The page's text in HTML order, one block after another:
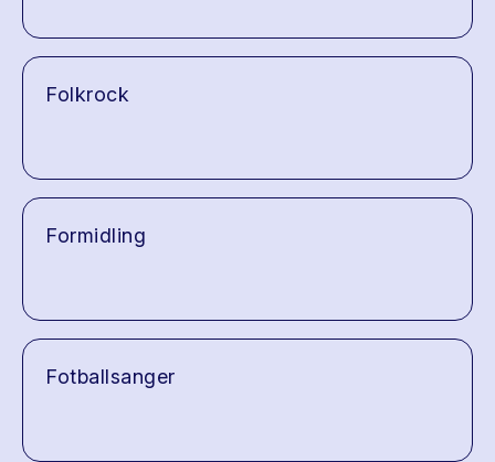
Folkrock
Formidling
Fotballsanger